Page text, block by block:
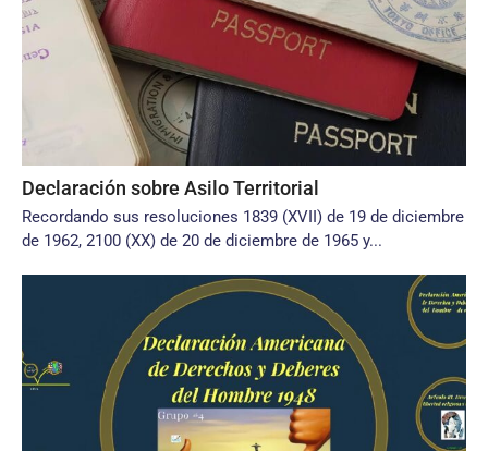
Declaración sobre Asilo Territorial
Recordando sus resoluciones 1839 (XVII) de 19 de diciembre
de 1962, 2100 (XX) de 20 de diciembre de 1965 y...